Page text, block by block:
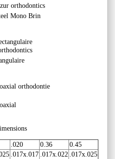
Mono Brin
.020 0.36
0.45
.017x.017 .017x.022 .017x.025